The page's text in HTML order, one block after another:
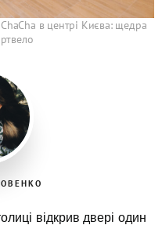
в центрі Києва: щедра
відкрив двері один